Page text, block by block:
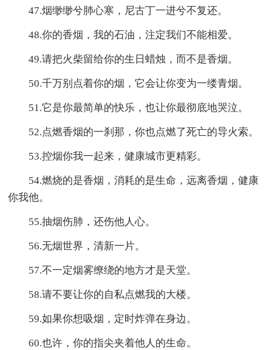
47.烟缈缈兮肺心寒，尼古丁一进兮不复还。
48.你的香烟，我的石油，注定我们不能相爱。
49.请把火柴留给你的生日蜡烛，而不是香烟。
50.千万别点着你的烟，它会让你变为一缕青烟。
51.它是你最简单的快乐，也让你最彻底地哭泣。
52.点燃香烟的一刹那，你也点燃了死亡的导火索。
53.控烟你我一起来，健康城市更精彩。
54.燃烧的是香烟，消耗的是生命，远离香烟，健康
你我他。
55.抽烟伤肺，还伤他人心。
56.无烟世界，清新一片。
57.不一定烟雾缭绕的地方才是天堂。
58.请不要让你的自私点燃我的大楼。
59.如果你想吸烟，定时炸弹在身边。
60.也许，你的指尖夹着他人的生命。